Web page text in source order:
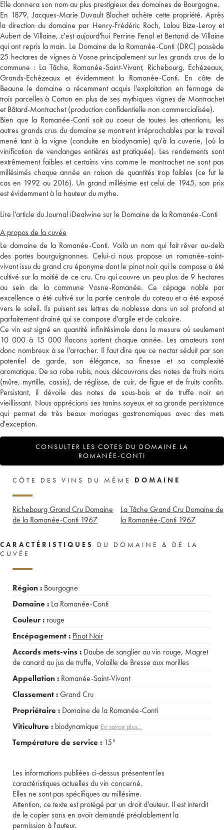
Elle donnera son nom au plus prestigieux des domaines de Bourgogne.
En 1879, Jacques-Marie Duvault Blochet achète cette propriété. Après
la direction du domaine par Henry-Frédéric Roch, Lalou Bize-Leroy et
Aubert de Villaine, c'est aujourd'hui Perrine Fenal et Bertand de Villaine
qui ont repris la main. Le Domaine de la Romanée-Conti (DRC) possède
25 hectares de vignes à Vosne principalement sur les grands crus de la
commune : La Tâche, Romanée-Saint-Vivant, Richebourg, Echézeaux,
Grands-Echézeaux et évidemment la Romanée-Conti. En côte de
Beaune le domaine a récemment acquis l'exploitation en fermage de
trois parcelles à Corton en plus de ses mythiques vignes de Montrachet
et Bâtard-Montrachet (production confidentielle non commercialisée).
Bien que la Romanée-Conti soit au coeur de toutes les attentions, les
autres grands crus du domaine se montrent irréprochables par le travail
mené tant à la vigne (conduite en biodynamie) qu'à la cuverie, (où la
vinification de vendanges entières est pratiquée). Les rendements sont
extrêmement faibles et certains vins comme le montrachet ne sont pas
millésimés chaque année en raison de quantités trop faibles (ce fut le
cas en 1992 ou 2016). Un grand millésime est celui de 1945, son prix
est évidemment à la hauteur du mythe.
Lire l'article du Journal iDealwine sur le Domaine de la Romanée-Conti
A propos de la cuvée
Le domaine de la Romanée-Conti. Voilà un nom qui fait rêver au-delà
des portes bourguignonnes. Celui-ci nous propose un romanée-saint-
vivant issu du grand cru éponyme dont le pinot noir qui le compose a été
cultivé sur la moitié de ce cru. Cru qui couvre un peu plus de 9 hectares
au sein de la commune Vosne-Romanée. Ce cépage noble par
excellence a été cultivé sur la partie centrale du coteau et a été exposé
vers le soleil. Ils puisent ses lettres de noblesse dans un sol profond et
parfaitement drainé qui se compose d'argile et de calcaire.
Ce vin est signé en quantité infinitésimale dans la mesure où seulement
10 000 à 15 000 flacons sortent chaque année. Les amateurs sont
donc nombreux à se l'arracher. Il faut dire que ce nectar séduit par son
potentiel de garde, son élégance, sa finesse et sa complexité
aromatique. De sa robe rubis, nous découvrons des notes de fruits noirs
(mûre, myrtille, cassis), de réglisse, de cuir, de figue et de fruits confits.
Persistant, il dévoile des notes de sous-bois et de truffe noir en
vieillissant. Nous apprécions ses tanins soyeux et sa grande persistance
qui permet de très beaux mariages gastronomiques avec des mets
d'exception.
CONSULTER LES COTES DU DOMAINE LA
ROMANÉE-CONTI
CÔTE DES VINS DU MÊME DOMAINE
Richebourg Grand Cru Domaine
de la Romanée-Conti 1967
La Tâche Grand Cru Domaine de
la Romanée-Conti 1967
CARACTÉRISTIQUES
DU DOMAINE & DE LA
CUVÉE
Région : Bourgogne
Domaine : La Romanée-Conti
Couleur : rouge
Encépagement : Pinot Noir
Accords mets-vins : Daube de sanglier au vin rouge, Magret
de canard au jus de truffe, Volaille de Bresse aux morilles
Appellation : Romanée-Saint-Vivant
Classement :Grand Cru
Propriétaire : Domaine de la Romanée-Conti
Viticulture : biodynamique En savoir plus...
Température de service : 15°
Les informations publiées ci-dessus présentent les
caractéristiques actuelles du vin concerné.
Elles ne sont pas spécifiques au millésime.
Attention, ce texte est protégé par un droit d'auteur. Il est interdit
de le copier sans en avoir demandé préalablement la
permission à l'auteur.